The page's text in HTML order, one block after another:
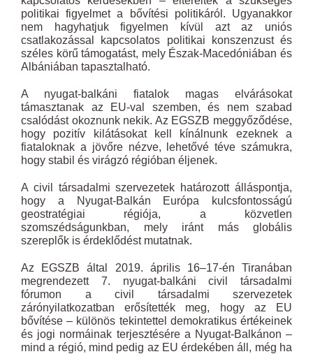
politikai figyelmet a bővítési politikáról. Ugyanakkor
nem hagyhatjuk figyelmen kívül azt az uniós
csatlakozással kapcsolatos politikai konszenzust és
széles körű támogatást, mely Észak-Macedóniában és
Albániában tapasztalható.
A nyugat-balkáni fiatalok magas elvárásokat
támasztanak az EU-val szemben, és nem szabad
csalódást okoznunk nekik. Az EGSZB meggyőződése,
hogy pozitív kilátásokat kell kínálnunk ezeknek a
fiataloknak a jövőre nézve, lehetővé téve számukra,
hogy stabil és virágzó régióban éljenek.
A civil társadalmi szervezetek határozott álláspontja,
hogy a Nyugat-Balkán Európa kulcsfontosságú
geostratégiai régiója, a közvetlen
szomszédságunkban, mely iránt más globális
szereplők is érdeklődést mutatnak.
Az EGSZB által 2019. április 16–17-én Tiranában
megrendezett 7. nyugat-balkáni civil társadalmi
fórumon a civil társadalmi szervezetek
zárónyilatkozatban erősítették meg, hogy az EU
bővítése – különös tekintettel demokratikus értékeinek
és jogi normáinak terjesztésére a Nyugat-Balkánon –
mind a régió, mind pedig az EU érdekében áll, még ha